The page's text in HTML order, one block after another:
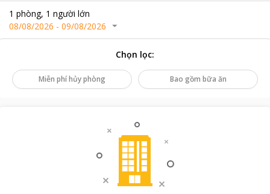
1 phòng, 1 người lớn
08/08/2026 - 09/08/2026
Chọn lọc:
Miễn phí hủy phòng Bao gồm bữa ăn